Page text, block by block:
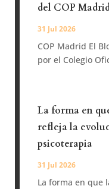
del COP
31 Jul 2026
COP Madrid El
por el Colegio
La forma en
refleja la
psicoterapia
31 Jul 2026
La forma en que